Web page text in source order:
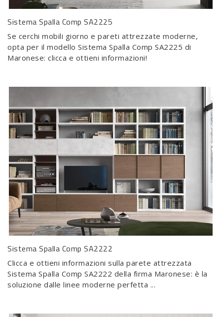
Sistema Spalla Comp SA2225
Se cerchi mobili giorno e pareti attrezzate moderne,
opta per il modello Sistema Spalla Comp SA2225 di
Maronese: clicca e ottieni informazioni!
Sistema Spalla Comp SA2222
Clicca e ottieni informazioni sulla parete attrezzata
Sistema Spalla Comp SA2222 della firma Maronese: è la
soluzione dalle linee moderne perfetta ...